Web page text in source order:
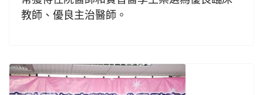
教師、優良主治醫師。